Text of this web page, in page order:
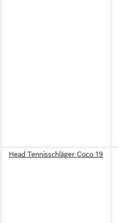
Head Tennisschläger Coco 19